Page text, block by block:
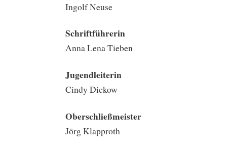
Ingolf Neuse
Schriftführerin
Anna Lena Tieben
Jugendleiterin
Cindy Dickow
Oberschließmeister
Jörg Klapproth